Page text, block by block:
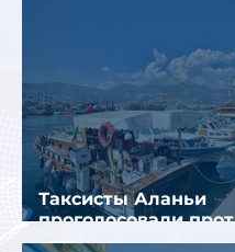
Таксисты Аланьи
проголосовали
Yandex Go